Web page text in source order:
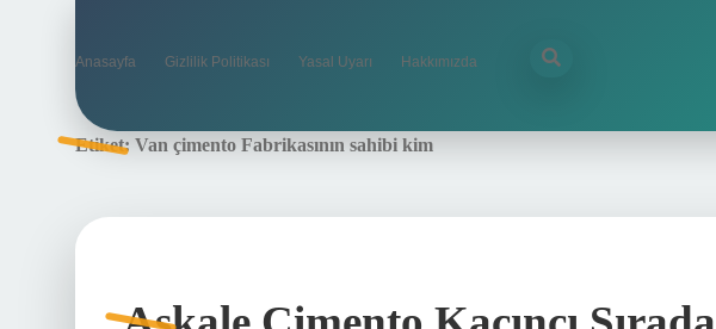
Anasayfa Gizlilik Politikası Yasal Uyarı Hakkımızda
Etiket: Van çimento Fabrikasının sahibi kim